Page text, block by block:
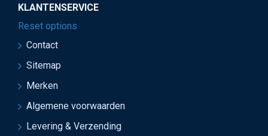
KLANTENSERVICE
Reset options
Contact
Sitemap
Merken
Algemene voorwaarden
Levering & Verzending